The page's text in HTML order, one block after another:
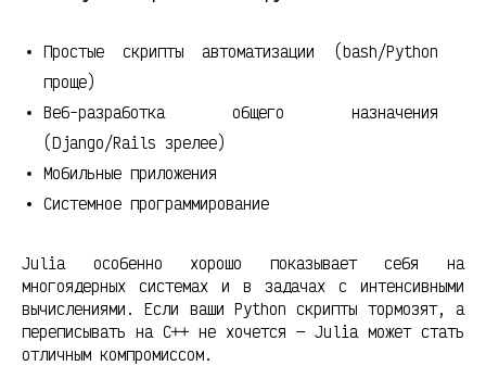
Простые скрипты автоматизации (bash/Python
проще)
Веб-разработка общего назначения
(Django/Rails зрелее)
Мобильные приложения
Системное программирование
Julia особенно хорошо показывает себя на
многоядерных системах и в задачах с интенсивными
вычислениями. Если ваши Python скрипты тормозят, а
переписывать на C++ не хочется — Julia может стать
отличным компромиссом.